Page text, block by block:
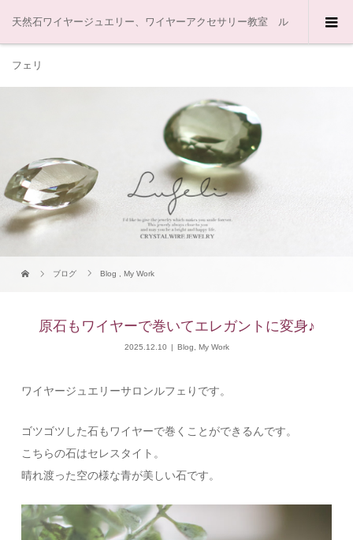
天然石ワイヤージュエリー、ワイヤーアクセサリー教室 ル
フェリ
ブログ Blog ,My Work
原石もワイヤーで巻いてエレガントに変身♪
2025.12.10 Blog My Work
ワイヤージュエリーサロンルフェりです。
ゴツゴツした石もワイヤーで巻くことができるんです。
こちらの石はセレスタイト。
晴れ渡った空の様な青が美しい石です。